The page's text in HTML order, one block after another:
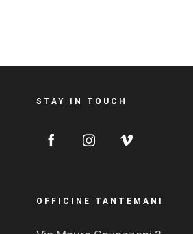
STAY IN TOUCH
Via Mauro Gavazzeni 3